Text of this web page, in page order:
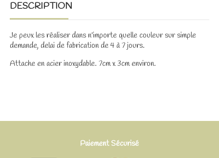
DESCRIPTION
Je peux les réaliser dans n'importe quelle couleur sur simple
demande, delai de fabrication de 4 à 7 jours.
Attache en acier inoxydable. 7cm x 3cm environ.
Paiement Sécurisé